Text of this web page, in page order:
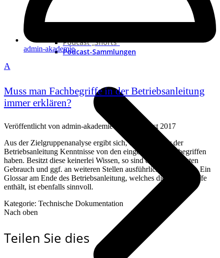
Podcast „Shorts“
Podcast-Sammlungen
admin-akademie
A
Muss man Fachbegriffe in der Betriebsanleitung
immer erklären?
Veröffentlicht von admin-akademiean
25. August 2017
Aus der Zielgruppenanalyse ergibt sich, ob die Nutzer der
Betriebsanleitung Kenntnisse von den eingesetzten Fachbegriffen
haben. Besitzt diese keinerlei Wissen, so sind diese beim ersten
Gebrauch und ggf. an weiteren Stellen ausführlich zu erklären. Ein
Glossar am Ende des Betriebsanleitung, welches die Fachbegriffe
enthält, ist ebenfalls sinnvoll.
Kategorie: Technische Dokumentation
Nach oben
Teilen Sie dies